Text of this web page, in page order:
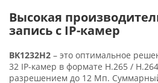
Высокая
запись с IP-камер
BK1232H2 – это оптимальное
32 IP-камер в формате H.265 /
разрешением до 12 Мп.